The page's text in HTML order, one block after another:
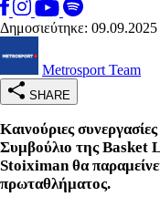
Δημοσιεύτηκε: 09.09.2025
Metrosport Team
SHARE
Καινούριες
Συμβούλιο της Basket
Stoiximan θα
πρωταθλήματος.